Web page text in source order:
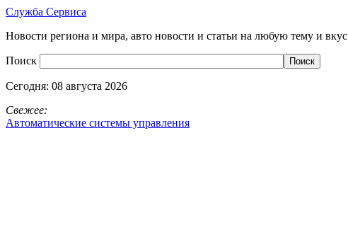
Служба Сервиса
Новости региона и мира, авто новости и статьи на любую тему и вкус
Поиск
Сегодня: 08 августа 2026
Свежее:
Автоматические системы управления